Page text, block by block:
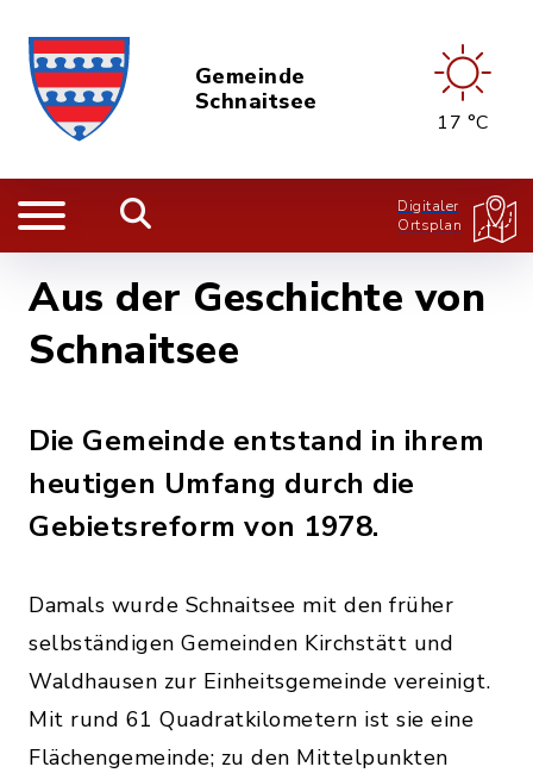
Gemeinde
Schnaitsee
17 °C
Digitaler
Ortsplan
Aus der Geschichte von
Schnaitsee
Die Gemeinde entstand in ihrem
heutigen Umfang durch die
Gebietsreform von 1978.
Damals wurde Schnaitsee mit den früher
selbständigen Gemeinden Kirchstätt und
Waldhausen zur Einheitsgemeinde vereinigt.
Mit rund 61 Quadratkilometern ist sie eine
Flächengemeinde; zu den Mittelpunkten